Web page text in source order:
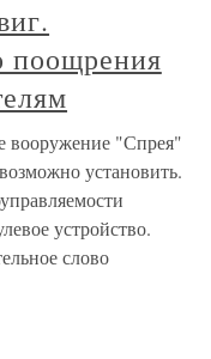
поощрения
"Спрея"
установить.
устройство.
слово